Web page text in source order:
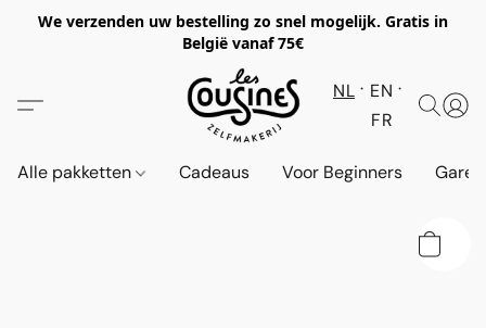
We verzenden uw bestelling zo snel mogelijk. Gratis in
België vanaf 75€
NL
EN
FR
Alle pakketten Cadeaus Voor Beginners